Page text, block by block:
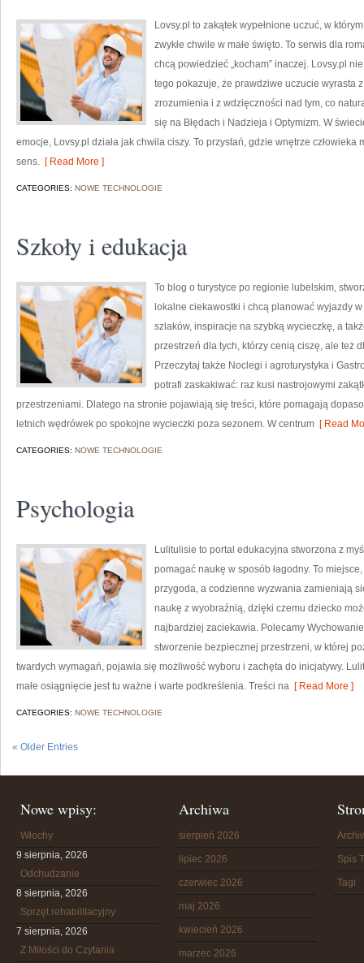
Lovsy.pl to zakątek wypełnione uczuć, w
zwykłe chwile w małe święto. To serwis dla
chcą powiedzieć „kocham” inaczej. Lovsy.pl
tego pokazuje, że prawdziwe uczucie wyrasta
zrozumienia i z wdzięczności nad tym, co
się na Błędach i Nadzieja i Optymizm. W
emocje, Lovsy.pl działa jak chwila ciszy. To przystań, gdzie wnętrze
sens. [ Read More ]
CATEGORIES: NOWE TECHNOLOGIE
Szkoły i edukacja
To blog o turystyce po regionie lubelskim,
lokalne ciekawostki i chcą planować wyjazdy
szlaków, inspiracje na szybką wycieczkę, a
przestrzeń dla tych, którzy cenią ciszę, ale też
Przeczytaj także Noclegi i agroturystyka i
potrafi zaskakiwać: raz kusi nastrojowymi
przestrzeniami. Dlatego na stronie pojawiają się treści, które pomagają
letnich wędrówek po spokojne wycieczki poza sezonem. W centrum [ Read
CATEGORIES: NOWE TECHNOLOGIE
Psychologia
Lulitulisie to portal edukacyjna stworzona z
pomagać naukę w sposób łagodny. To
przygoda, a codzienne wyzwania zamieniają
naukę z wyobraźnią, dzięki czemu dziecko
najbardziej zaciekawia. Polecamy
stworzenie bezpiecznej przestrzeni, w której
twardych wymagań, pojawia się możliwość wyboru i zachęta do inicjatywy.
małe osiągnięcie jest tu ważne i warte podkreślenia. Treści na [ Read More ]
CATEGORIES: NOWE TECHNOLOGIE
« Older Entries
Nowe wpisy:
Włochy
9 sierpnia, 2026
Odchudzanie
8 sierpnia, 2026
Sprzęt rehabilitacyjny
7 sierpnia, 2026
Z Miłości do Czytania
Archiwa
sierpień 2026
lipiec 2026
czerwiec 2026
maj 2026
kwiecień 2026
marzec 2026
Spis
Tagi